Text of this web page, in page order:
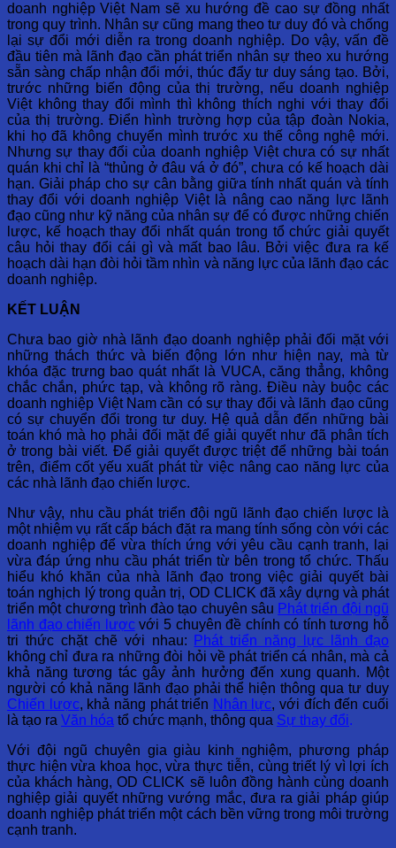
doanh nghiệp Việt Nam sẽ xu hướng đề cao sự đồng nhất
trong quy trình. Nhân sự cũng mang theo tư duy đó và chống
lại sự đổi mới diễn ra trong doanh nghiệp. Do vậy, vấn đề
đầu tiên mà lãnh đạo cần phát triển nhân sự theo xu hướng
sẵn sàng chấp nhận đổi mới, thúc đẩy tư duy sáng tạo. Bởi,
trước những biến động của thị trường, nếu doanh nghiệp
Việt không thay đổi mình thì không thích nghi với thay đổi
của thị trường. Điển hình trường hợp của tập đoàn Nokia,
khi họ đã không chuyển mình trước xu thế công nghệ mới.
Nhưng sự thay đổi của doanh nghiệp Việt chưa có sự nhất
quán khi chỉ là “thủng ở đâu vá ở đó”, chưa có kế hoạch dài
hạn. Giải pháp cho sự cân bằng giữa tính nhất quán và tính
thay đổi với doanh nghiệp Việt là nâng cao năng lực lãnh
đạo cũng như kỹ năng của nhân sự để có được những chiến
lược, kế hoạch thay đổi nhất quán trong tổ chức giải quyết
câu hỏi thay đổi cái gì và mất bao lâu. Bởi việc đưa ra kế
hoạch dài hạn đòi hỏi tầm nhìn và năng lực của lãnh đạo các
doanh nghiệp.
KẾT LUẬN
Chưa bao giờ nhà lãnh đạo doanh nghiệp phải đối mặt với
những thách thức và biến động lớn như hiện nay, mà từ
khóa đặc trưng bao quát nhất là VUCA, căng thẳng, không
chắc chắn, phức tạp, và không rõ ràng. Điều này buộc các
doanh nghiệp Việt Nam cần có sự thay đổi và lãnh đạo cũng
có sự chuyển đổi trong tư duy. Hệ quả dẫn đến những bài
toán khó mà họ phải đối mặt để giải quyết như đã phân tích
ở trong bài viết. Để giải quyết được triệt để những bài toán
trên, điểm cốt yếu xuất phát từ việc nâng cao năng lực của
các nhà lãnh đạo chiến lược.
Như vậy, nhu cầu phát triển đội ngũ lãnh đạo chiến lược là
một nhiệm vụ rất cấp bách đặt ra mang tính sống còn với các
doanh nghiệp để vừa thích ứng với yêu cầu cạnh tranh, lại
vừa đáp ứng nhu cầu phát triển từ bên trong tổ chức. Thấu
hiểu khó khăn của nhà lãnh đạo trong việc giải quyết bài
toán nghịch lý trong quản trị, OD CLICK đã xây dựng và phát
triển một chương trình đào tạo chuyên sâu Phát triển đội ngũ
lãnh đạo chiến lượcvới 5 chuyên đề chính có tính tương hỗ
tri thức chặt chẽ với nhau:
Phát triển năng lực lãnh đạo
không chỉ đưa ra những đòi hỏi về phát triển cá nhân, mà cả
khả năng tương tác gây ảnh hưởng đến xung quanh. Một
người có khả năng lãnh đạo phải thể hiện thông qua tư duy
Chiến lược, khả năng phát triển Nhân lực, với đích đến cuối
là tạo ra Văn hóa tổ chức mạnh, thông qua Sự thay đổi.
Với đội ngũ chuyên gia giàu kinh nghiệm, phương pháp
thực hiện vừa khoa học, vừa thực tiễn, cùng triết lý vì lợi ích
của khách hàng, OD CLICK sẽ luôn đồng hành cùng doanh
nghiệp giải quyết những vướng mắc, đưa ra giải pháp giúp
doanh nghiệp phát triển một cách bền vững trong môi trường
cạnh tranh.